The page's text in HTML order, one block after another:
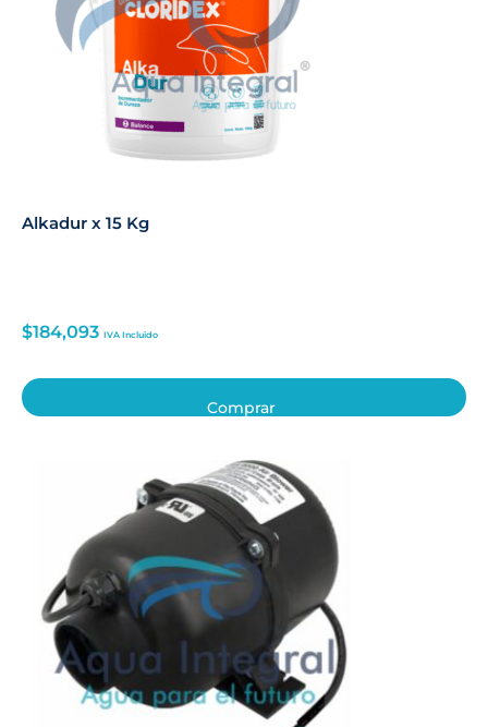
Alkadur x 15 Kg
$184,093 IVA Incluido
Comprar